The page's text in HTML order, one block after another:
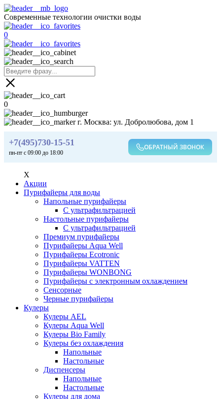
Современные технологии очистки воды
0
0
г. Москва: ул. Добролюбова, дом 1
+7(495)730-15-51
пн-пт с 09:00 до 18:00
ОБРАТНЫЙ ЗВОНОК
X
Акции
Пурифайеры для воды
Напольные пурифайеры
С ультрафильтрацией
Настольные пурифайеры
С ультрафильтрацией
Премиум пурифайеры
Пурифайеры Aqua Well
Пурифайеры Ecotronic
Пурифайеры VATTEN
Пурифайеры WONBONG
Пурифайеры с электронным охлаждением
Сенсорные
Черные пурифайеры
Кулеры
Кулеры AEL
Кулеры Aqua Well
Кулеры Bio Family
Кулеры без охлаждения
Напольные
Настольные
Диспенсеры
Напольные
Настольные
Кулеры для дома